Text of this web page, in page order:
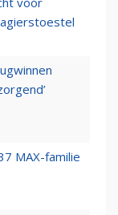
MAX-familie